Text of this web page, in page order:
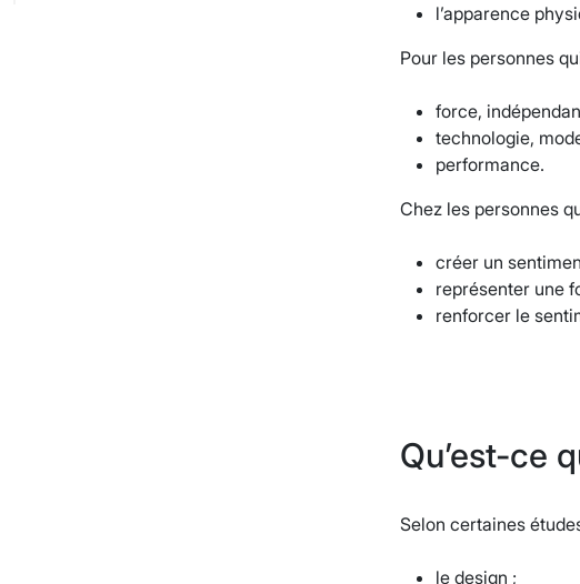
l’apparence
Pour les personnes
force,
technologie,
performance.
Chez les personnes
créer un
représenter une
renforcer le
Qu’est-ce
Selon certaines
le design ;